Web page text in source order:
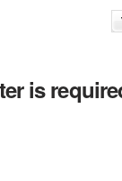
is